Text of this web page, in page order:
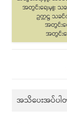
အသိပေးအပ်ပ